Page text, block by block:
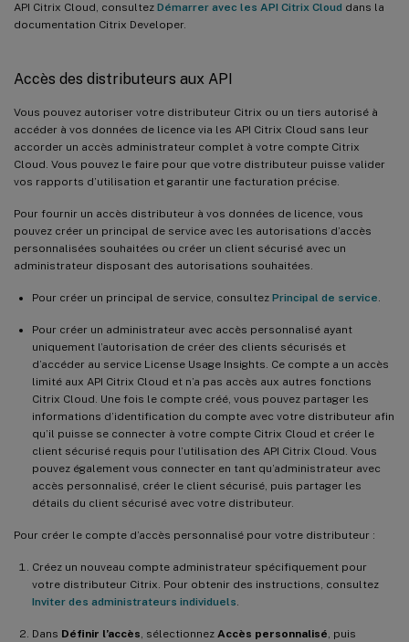
API Citrix Cloud, consultez Démarrer avec les API Citrix Cloud dans la
documentation Citrix Developer.
Accès des distributeurs aux API
Vous pouvez autoriser votre distributeur Citrix ou un tiers autorisé à
accéder à vos données de licence via les API Citrix Cloud sans leur
accorder un accès administrateur complet à votre compte Citrix
Cloud. Vous pouvez le faire pour que votre distributeur puisse valider
vos rapports d’utilisation et garantir une facturation précise.
Pour fournir un accès distributeur à vos données de licence, vous
pouvez créer un principal de service avec les autorisations d’accès
personnalisées souhaitées ou créer un client sécurisé avec un
administrateur disposant des autorisations souhaitées.
Pour créer un principal de service, consultez Principal de service.
Pour créer un administrateur avec accès personnalisé ayant
uniquement l’autorisation de créer des clients sécurisés et
d’accéder au service License Usage Insights. Ce compte a un accès
limité aux API Citrix Cloud et n’a pas accès aux autres fonctions
Citrix Cloud. Une fois le compte créé, vous pouvez partager les
informations d’identification du compte avec votre distributeur afin
qu’il puisse se connecter à votre compte Citrix Cloud et créer le
client sécurisé requis pour l’utilisation des API Citrix Cloud. Vous
pouvez également vous connecter en tant qu’administrateur avec
accès personnalisé, créer le client sécurisé, puis partager les
détails du client sécurisé avec votre distributeur.
Pour créer le compte d’accès personnalisé pour votre distributeur :
Créez un nouveau compte administrateur spécifiquement pour
votre distributeur Citrix. Pour obtenir des instructions, consultez
Inviter des administrateurs individuels.
Dans Définir l’accès, sélectionnez Accès personnalisé, puis